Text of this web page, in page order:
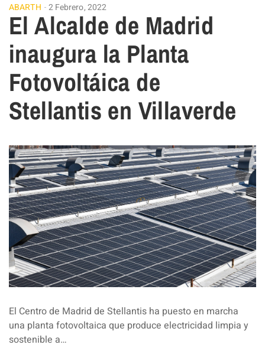
ABARTH 2 Febrero, 2022
El Alcalde de Madrid
inaugura la Planta
Fotovoltáica de
Stellantis en Villaverde
El Centro de Madrid de Stellantis ha puesto en marcha
una planta fotovoltaica que produce electricidad limpia y
sostenible a…